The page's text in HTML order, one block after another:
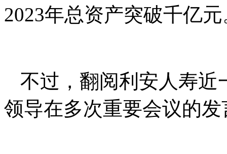
2023年总资产突破千亿
不过，翻阅利安人寿近
领导在多次重要会议的